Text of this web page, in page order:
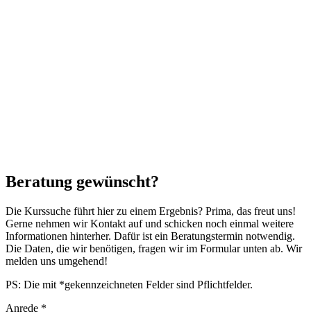
Beratung gewünscht?
Die Kurssuche führt hier zu einem Ergebnis? Prima, das freut uns!
Gerne nehmen wir Kontakt auf und schicken noch einmal weitere
Informationen hinterher. Dafür ist ein Beratungstermin notwendig.
Die Daten, die wir benötigen, fragen wir im Formular unten ab. Wir
melden uns umgehend!
PS: Die mit *gekennzeichneten Felder sind Pflichtfelder.
Anrede *